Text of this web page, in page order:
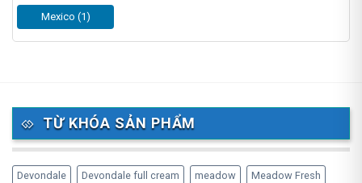
Mexico (1)
TỪ KHÓA SẢN PHẨM
Devondale Devondale full cream meadow Meadow Fresh